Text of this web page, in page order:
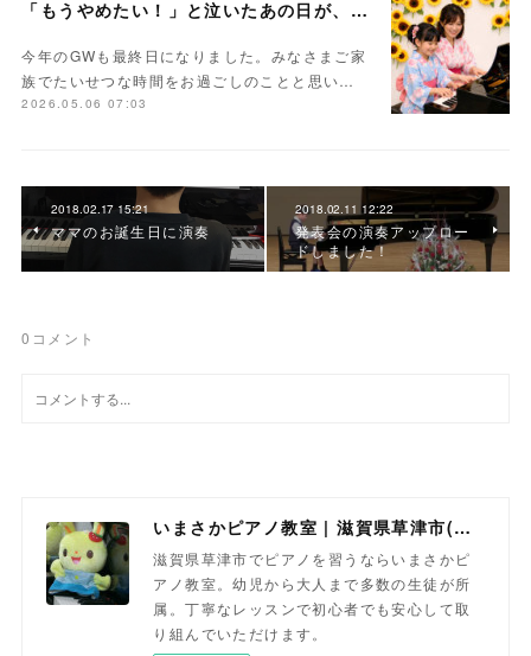
「もうやめたい！」と泣いたあの日が、未来の力になる
今年のGWも最終日になりました。みなさまご家
族でたいせつな時間をお過ごしのことと思い…
2026.05.06 07:03
2018.02.17 15:21
ママのお誕生日に演奏
2018.02.11 12:22
発表会の演奏アップロー
ドしました！
0 コメント
いまさかピアノ教室 | 滋賀県草津市(南草津)のピアノ教室
滋賀県草津市でピアノを習うならいまさかピ
アノ教室。幼児から大人まで多数の生徒が所
属。丁寧なレッスンで初心者でも安心して取
り組んでいただけます。